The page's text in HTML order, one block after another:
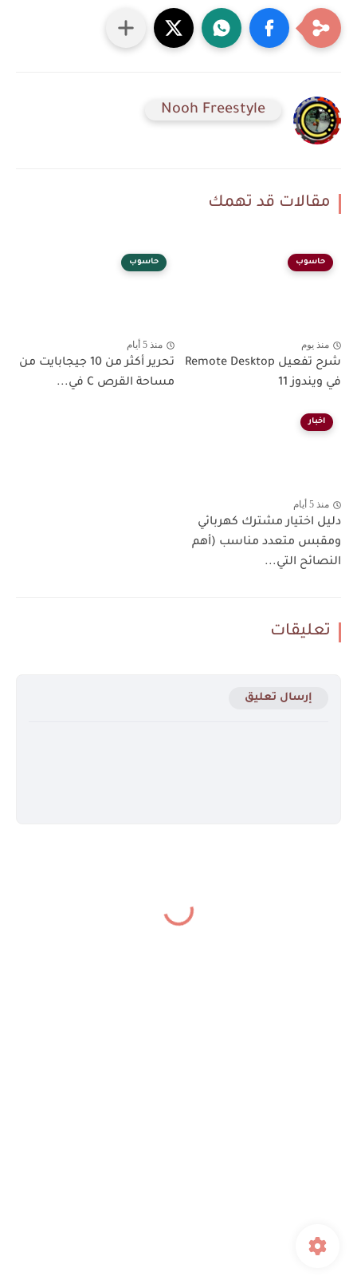
Nooh Freestyle
مقالات قد تهمك
حاسوب
منذ يوم
شرح تفعيل Remote Desktop
في ويندوز 11
حاسوب
منذ 5 أيام
تحرير أكثر من 10 جيجابايت من
مساحة القرص C في...
اخبار
منذ 5 أيام
دليل اختيار مشترك كهربائي
ومقبس متعدد مناسب (أهم
النصائح التي...
تعليقات
إرسال تعليق